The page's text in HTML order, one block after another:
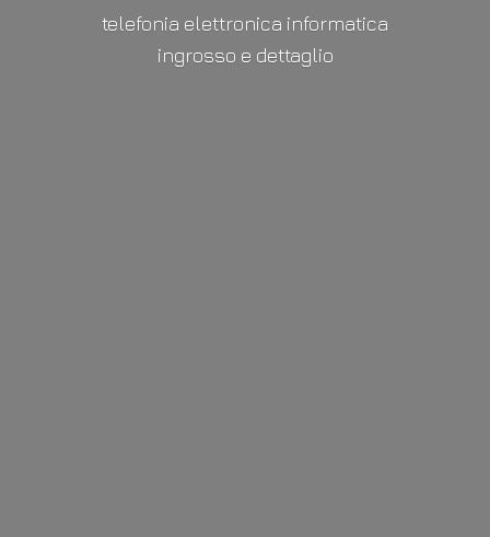
telefonia elettronica informatica
ingrosso e dettaglio